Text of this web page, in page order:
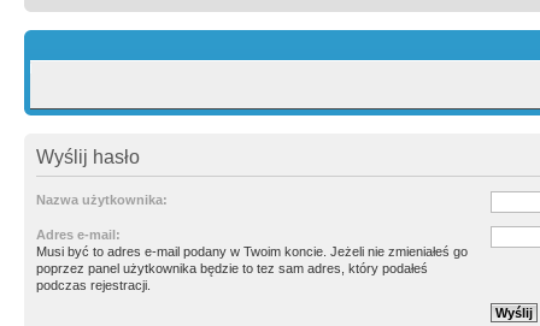
Wyślij hasło
Nazwa użytkownika:
Adres e-mail:
Musi być to adres e-mail podany w Twoim koncie. Jeżeli nie zmieniałeś go
poprzez panel użytkownika będzie to tez sam adres, który podałeś
podczas rejestracji.